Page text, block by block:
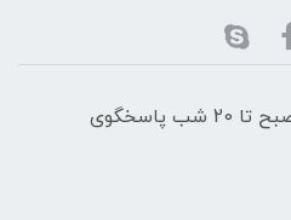
هفت روز هفته، از ساعت 8 صبح تا 20 شب پاسخگوی